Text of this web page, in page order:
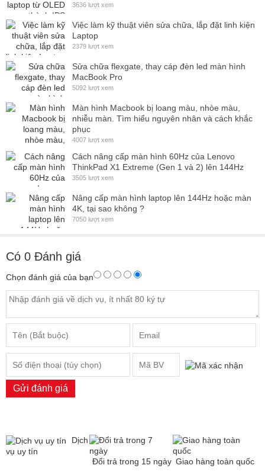
3636 lượt xem
Việc làm kỹ thuật viên sửa chữa, lắp đặt linh kiện
Laptop
2379 lượt xem
Sửa chữa flexgate, thay cáp đèn led màn hình
MacBook Pro
5092 lượt xem
Màn hình Macbook bị loang màu, nhòe màu,
nhiễu màn. Tìm hiểu nguyên nhân và cách khắc
phục
4007 lượt xem
Cách nâng cấp màn hình 60Hz của Lenovo
ThinkPad X1 Extreme (Gen 1 và 2) lên 144Hz
3505 lượt xem
Nâng cấp màn hình laptop lên 144Hz hoặc màn
4K, tại sao không ?
7050 lượt xem
Có 0 Đánh giá
Chọn đánh giá của bạn
Gửi đánh giá
Dịch
vụ uy tín
Đổi trả trong 15 ngày Giao hàng toàn quốc